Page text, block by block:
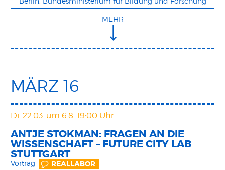
MEHR
MÄRZ 16
Di. 22.03. um 6.8. 19:00 Uhr
ANTJE STOKMAN: FRAGEN AN DIE
WISSENSCHAFT – FUTURE CITY LAB
STUTTGART
Vortrag REALLABOR